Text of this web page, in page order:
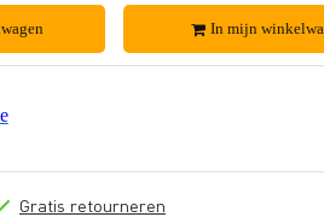
In mijn
Gratis retourneren